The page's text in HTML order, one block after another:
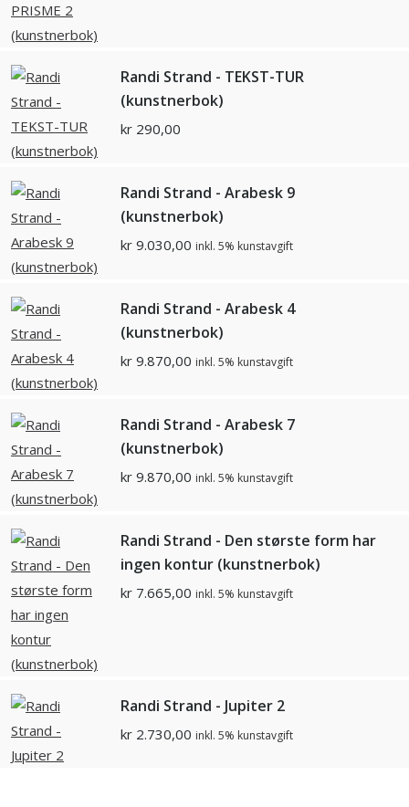
Randi Strand - TEKST-TUR
(kunstnerbok)
kr 290,00
Randi Strand - Arabesk 9
(kunstnerbok)
kr 9.030,00 inkl. 5% kunstavgift
Randi Strand - Arabesk 4
(kunstnerbok)
kr 9.870,00 inkl. 5% kunstavgift
Randi Strand - Arabesk 7
(kunstnerbok)
kr 9.870,00 inkl. 5% kunstavgift
Randi Strand - Den største form har
ingen kontur (kunstnerbok)
kr 7.665,00 inkl. 5% kunstavgift
Randi Strand - Jupiter 2
kr 2.730,00 inkl. 5% kunstavgift